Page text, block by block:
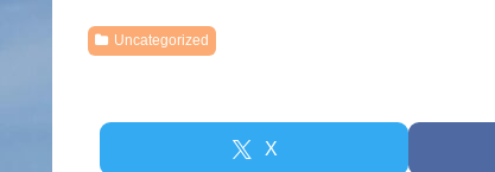
Uncategorized
X